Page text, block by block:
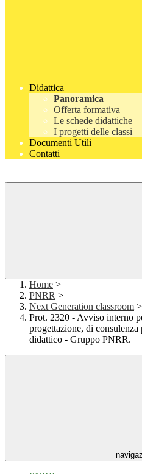
Didattica
Panoramica
Offerta formativa
Le schede didattiche
I progetti delle classi
Documenti Utili
Contatti
Home >
PNRR >
Next Generation classroom >
Prot. 2320 - Avviso interno
progettazione, di consulenza
didattico - Gruppo PNRR.